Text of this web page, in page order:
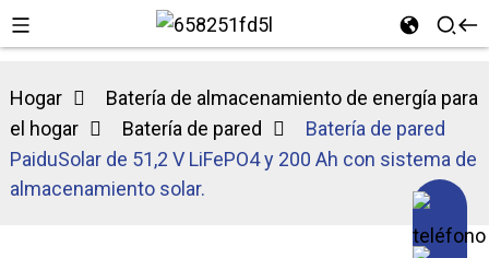
Hogar
Batería de almacenamiento de energía para
el hogar
Batería de pared
Batería de pared
PaiduSolar de 51,2 V LiFePO4 y 200 Ah con sistema de
almacenamiento solar.